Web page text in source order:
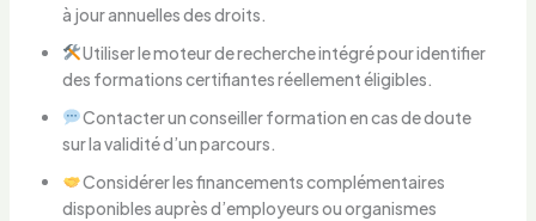
à jour annuelles des droits.
Utiliser le moteur de recherche intégré pour identifier
des formations certifiantes réellement éligibles.
Contacter un conseiller formation en cas de doute
sur la validité d’un parcours.
Considérer les financements complémentaires
disponibles auprès d’employeurs ou organismes